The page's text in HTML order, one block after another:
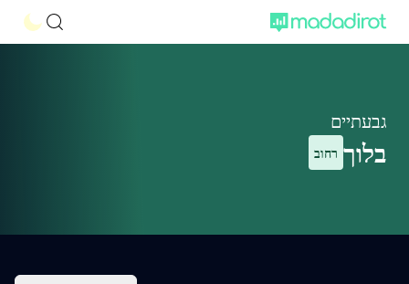
גבעתיים
בלוך רחוב